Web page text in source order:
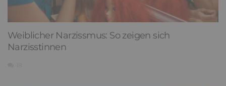
Weiblicher Narzissmus: So zeigen sich
Narzisstinnen